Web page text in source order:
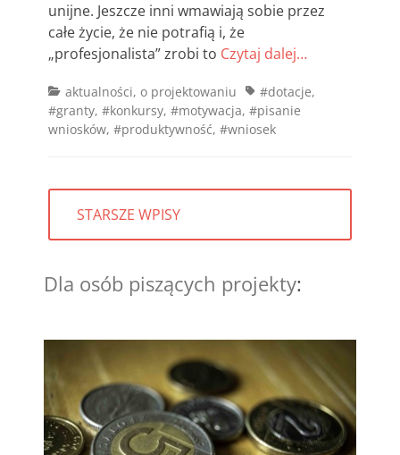
unijne. Jeszcze inni wmawiają sobie przez
całe życie, że nie potrafią i, że
„profesjonalista” zrobi to Czytaj dalej…
Categories
aktualności, o projektowaniu Tags#dotacje,
#granty, #konkursy, #motywacja, #pisanie
wniosków, #produktywność, #wniosek
Nawigacja
wpisach
STARSZE WPISY
Dla osób piszących projekty: